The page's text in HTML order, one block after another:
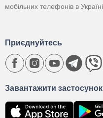
мобільних телефонів в Україні
Завантажити застосунок
Приєднуйтесь